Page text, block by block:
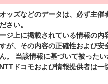
ッズなどのデータは、必ず主催
さい。
ジ上に掲載されている情報の内
が、その内容の正確性および安
。 当該情報に基づいて被った
ドコモおよび情報提供者は一